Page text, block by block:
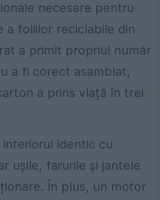
necesare pentru
a foliilor reciclabile din
a primit propriul număr
a fi corect asamblat,
a prins viață în trei
interiorul identic cu
ușile, farurile și jantele
În plus, un motor